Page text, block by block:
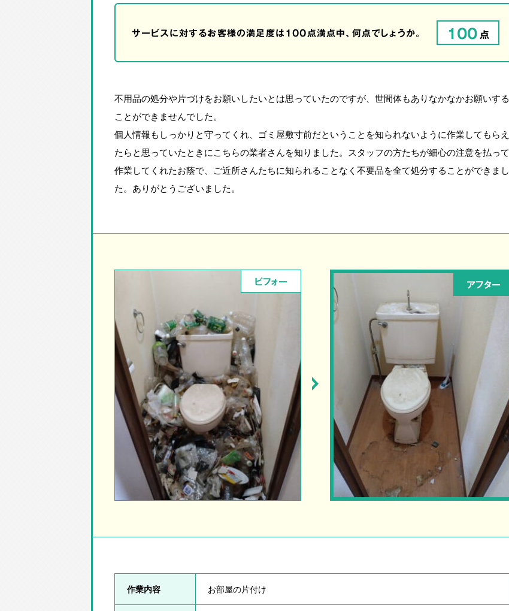
サービスに対するお客様の満足度は100点満点中、何点でしょうか。 100点
不用品の処分や片づけをお願いしたいとは思っていたのですが、世間体もありなかなかお願いする
ことができませんでした。
個人情報もしっかりと守ってくれ、ゴミ屋敷寸前だということを知られないように作業してもらえ
たらと思っていたときにこちらの業者さんを知りました。スタッフの方たちが細心の注意を払って
作業してくれたお蔭で、ご近所さんたちに知られることなく不要品を全て処分することができまし
た。ありがとうございました。
ビフォー アフター
作業内容 お部屋の片付け